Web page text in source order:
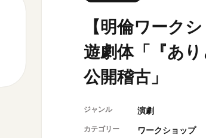
概要・理念・運営体制
連携事業のご案内
【明倫ワークシ
遊劇体「『あり
公開稽古」
ジャンル 演劇
カテゴリー ワークショップ